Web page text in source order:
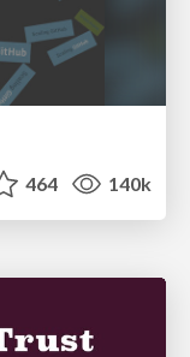
464 140k